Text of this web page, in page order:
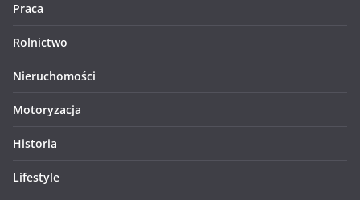
Praca
Rolnictwo
Nieruchomości
Motoryzacja
Historia
Lifestyle